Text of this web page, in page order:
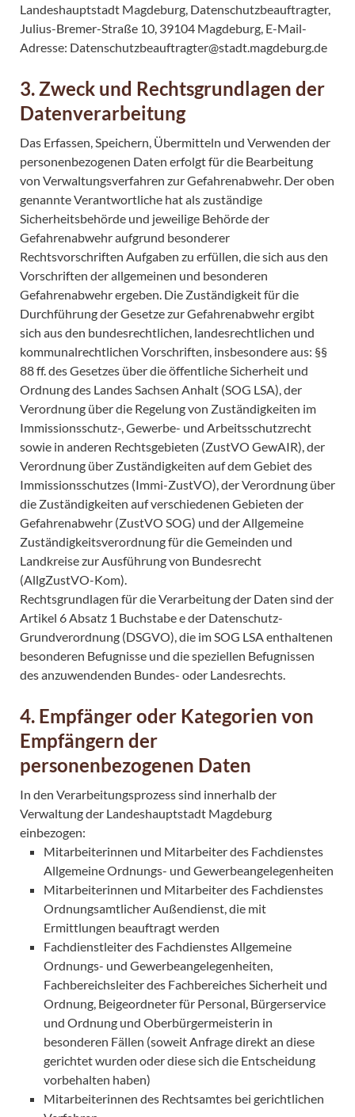
Landeshauptstadt Magdeburg, Datenschutzbeauftragter,
Julius-Bremer-Straße 10, 39104 Magdeburg, E-Mail-
Adresse: Datenschutzbeauftragter@stadt.magdeburg.de
3. Zweck und Rechtsgrundlagen der
Datenverarbeitung
Das Erfassen, Speichern, Übermitteln und Verwenden der
personenbezogenen Daten erfolgt für die Bearbeitung
von Verwaltungsverfahren zur Gefahrenabwehr. Der oben
genannte Verantwortliche hat als zuständige
Sicherheitsbehörde und jeweilige Behörde der
Gefahrenabwehr aufgrund besonderer
Rechtsvorschriften Aufgaben zu erfüllen, die sich aus den
Vorschriften der allgemeinen und besonderen
Gefahrenabwehr ergeben. Die Zuständigkeit für die
Durchführung der Gesetze zur Gefahrenabwehr ergibt
sich aus den bundesrechtlichen, landesrechtlichen und
kommunalrechtlichen Vorschriften, insbesondere aus: §§
88 ff. des Gesetzes über die öffentliche Sicherheit und
Ordnung des Landes Sachsen Anhalt (SOG LSA), der
Verordnung über die Regelung von Zuständigkeiten im
Immissionsschutz-, Gewerbe- und Arbeitsschutzrecht
sowie in anderen Rechtsgebieten (ZustVO GewAIR), der
Verordnung über Zuständigkeiten auf dem Gebiet des
Immissionsschutzes (Immi-ZustVO), der Verordnung über
die Zuständigkeiten auf verschiedenen Gebieten der
Gefahrenabwehr (ZustVO SOG) und der Allgemeine
Zuständigkeitsverordnung für die Gemeinden und
Landkreise zur Ausführung von Bundesrecht
(AllgZustVO-Kom).
Rechtsgrundlagen für die Verarbeitung der Daten sind der
Artikel 6 Absatz 1 Buchstabe e der Datenschutz-
Grundverordnung (DSGVO), die im SOG LSA enthaltenen
besonderen Befugnisse und die speziellen Befugnissen
des anzuwendenden Bundes- oder Landesrechts.
4. Empfänger oder Kategorien von
Empfängern der
personenbezogenen Daten
In den Verarbeitungsprozess sind innerhalb der
Verwaltung der Landeshauptstadt Magdeburg
einbezogen:
Mitarbeiterinnen und Mitarbeiter des Fachdienstes
Allgemeine Ordnungs- und Gewerbeangelegenheiten
Mitarbeiterinnen und Mitarbeiter des Fachdienstes
Ordnungsamtlicher Außendienst, die mit
Ermittlungen beauftragt werden
Fachdienstleiter des Fachdienstes Allgemeine
Ordnungs- und Gewerbeangelegenheiten,
Fachbereichsleiter des Fachbereiches Sicherheit und
Ordnung, Beigeordneter für Personal, Bürgerservice
und Ordnung und Oberbürgermeisterin in
besonderen Fällen (soweit Anfrage direkt an diese
gerichtet wurden oder diese sich die Entscheidung
vorbehalten haben)
Mitarbeiterinnen des Rechtsamtes bei gerichtlichen